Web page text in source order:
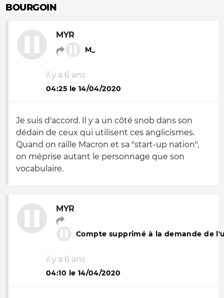
BOURGOIN
MYR
M_
il y a 6 ans
04:25 le 14/04/2020
Je suis d'accord. Il y a un côté snob dans son
dédain de ceux qui utilisent ces anglicismes.
Quand on raille Macron et sa "start-up nation",
on méprise autant le personnage que son
vocabulaire.
MYR
Compte supprimé à la demande de
il y a 6 ans
04:10 le 14/04/2020